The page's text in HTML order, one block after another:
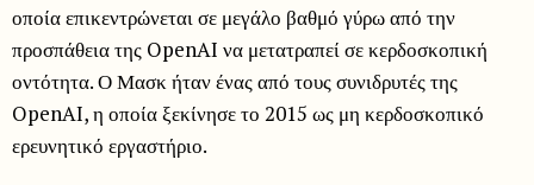
οποία επικεντρώνεται σε μεγάλο βαθμό γύρω από την
προσπάθεια της OpenAI να μετατραπεί σε κερδοσκοπική
οντότητα. Ο Μασκ ήταν ένας από τους συνιδρυτές της
OpenAI, η οποία ξεκίνησε το 2015 ως μη κερδοσκοπικό
ερευνητικό εργαστήριο.